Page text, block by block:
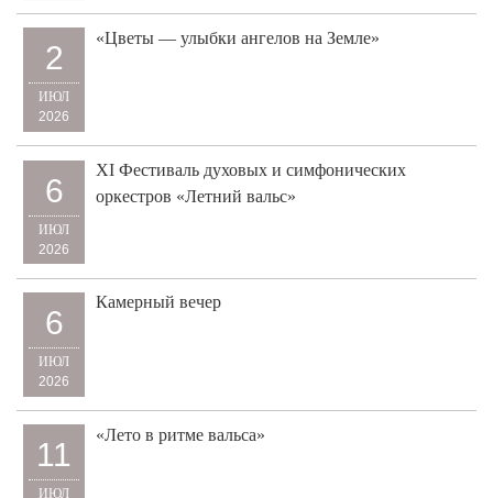
2
ИЮЛ
2026
«Цветы — улыбки ангелов на Земле»
6
ИЮЛ
2026
XI Фестиваль духовых и симфонических
оркестров «Летний вальс»
6
ИЮЛ
2026
Камерный вечер
11
ИЮЛ
«Лето в ритме вальса»